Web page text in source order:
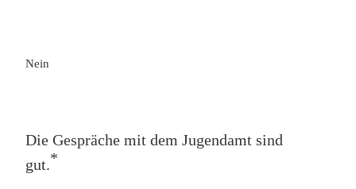
Nein
Die Gespräche mit dem Jugendamt sind
gut.*